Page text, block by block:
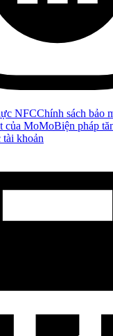
NFCChính sách bảo
của MoMoBiện pháp
khoản